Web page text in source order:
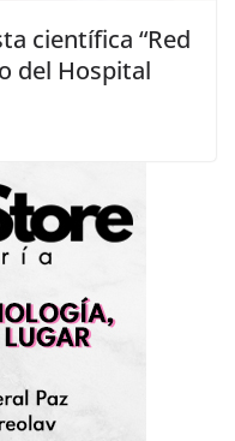
científica “Red
del Hospital